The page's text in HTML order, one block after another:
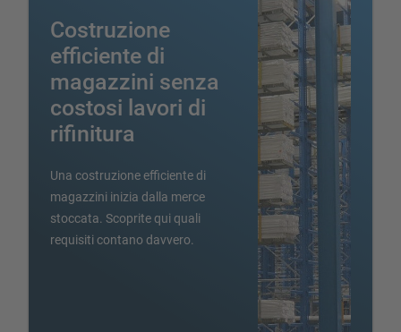
Costruzione
efficiente di
magazzini senza
costosi lavori di
rifinitura
Una costruzione efficiente di
magazzini inizia dalla merce
stoccata. Scoprite qui quali
requisiti contano davvero.
Altre versioni di scaffalature cantilever
SOLUZIONI DI STOCCAGGIO